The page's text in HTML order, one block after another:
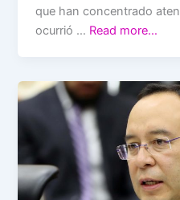
que han concentrado
ocurrió … Read more…